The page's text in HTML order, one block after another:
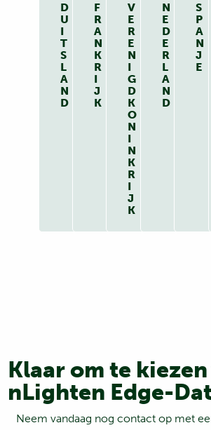
D
U
I
T
S
L
A
N
D
F
R
A
N
K
R
I
J
K
V
E
R
E
N
I
G
D
K
O
N
I
N
K
R
I
J
K
N
E
D
E
R
L
A
N
D
S
P
A
N
J
E
Klaar om te
nLighten Edge-
Neem vandaag nog contact op met